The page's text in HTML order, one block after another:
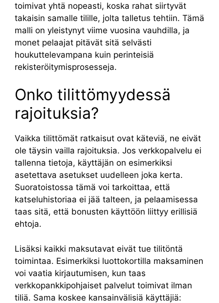
toimivat yhtä nopeasti, koska rahat siirtyvät
takaisin samalle tilille, jolta talletus tehtiin. Tämä
malli on yleistynyt viime vuosina vauhdilla, ja
monet pelaajat pitävät sitä selvästi
houkuttelevampana kuin perinteisiä
rekisteröitymisprosesseja.
Onko tilittömyydessä
rajoituksia?
Vaikka tilittömät ratkaisut ovat käteviä, ne eivät
ole täysin vailla rajoituksia. Jos verkkopalvelu ei
tallenna tietoja, käyttäjän on esimerkiksi
asetettava asetukset uudelleen joka kerta.
Suoratoistossa tämä voi tarkoittaa, että
katseluhistoriaa ei jää talteen, ja pelaamisessa
taas sitä, että bonusten käyttöön liittyy erillisiä
ehtoja.
Lisäksi kaikki maksutavat eivät tue tilitöntä
toimintaa. Esimerkiksi luottokortilla maksaminen
voi vaatia kirjautumisen, kun taas
verkkopankkipohjaiset palvelut toimivat ilman
tiliä. Sama koskee kansainvälisiä käyttäjiä: